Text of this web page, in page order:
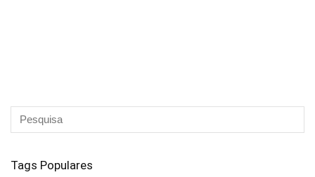
Tags Populares